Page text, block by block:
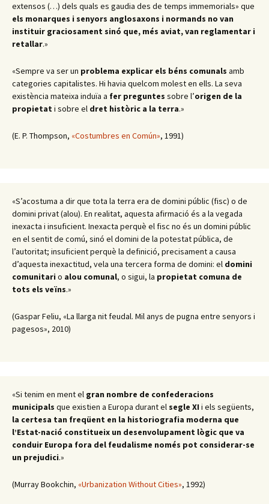
extensos (…) dels quals es gaudia des de temps immemorials» que
els monarques i senyors anglosaxons i normands no van
instituir graciosament sinó que, més aviat, van reglamentar i
retallar.»
«Sempre va ser un problema explicar els béns comunals amb
categories capitalistes. Hi havia quelcom molest en ells. La seva
existència mateixa induïa a fer preguntes sobre l’origen de la
propietat i sobre el dret històric a la terra.»
(E. P. Thompson, «Costumbres en Común», 1991)
«S’acostuma a dir que tota la terra era de domini públic (fisc) o de
domini privat (alou). En realitat, aquesta afirmació és a la vegada
inexacta i insuficient. Inexacta perquè el fisc no és un domini públic
en el sentit de comú, sinó el domini de la potestat pública, de
l’autoritat; insuficient perquè la definició, precisament a causa
d’aquesta inexactitud, vela una tercera forma de domini: el domini
comunitari o alou comunal, o sigui, la propietat comuna de
tots els veïns.»
(Gaspar Feliu, «La llarga nit feudal. Mil anys de pugna entre senyors i
pagesos», 2010)
«Si tenim en ment el gran nombre de confederacions
municipals que existien a Europa durant el segle XI i els següents,
la certesa tan freqüent en la historiografia moderna que
l’Estat-nació constitueix un desenvolupament lògic que va
conduir Europa fora del feudalisme només pot considerar-se
un prejudici.»
(Murray Bookchin, «Urbanization Without Cities», 1992)